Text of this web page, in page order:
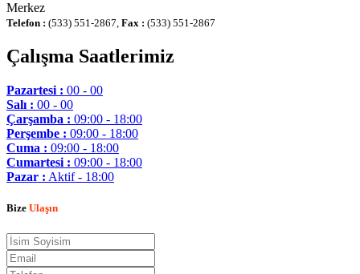
Merkez
Telefon : (533) 551-2867, Fax : (533) 551-2867
Çalışma Saatlerimiz
Pazartesi : 00 - 00
Salı : 00 - 00
Çarşamba : 09:00 - 18:00
Perşembe : 09:00 - 18:00
Cuma : 09:00 - 18:00
Cumartesi : 09:00 - 18:00
Pazar : Aktif - 18:00
Bize Ulaşın